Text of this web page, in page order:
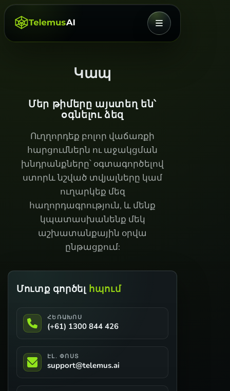
ՄԵՆՅՈՒ
Կապ
Մեր թիմերը այստեղ են՝
օգնելու ձեզ
Ուղղորդեք բոլոր վաճառքի
հարցումներն ու աջակցման
խնդրանքները՝ օգտագործելով
ստորև նշված տվյալները կամ
ուղարկեք մեզ
հաղորդագրություն, և մենք
կպատասխանենք մեկ
աշխատանքային օրվա
ընթացքում:
Մուտք գործել հպում
ՀԵՌԱԽՈՍ
(+61) 1300 844 426
ԷԼ․ ՓՈՍՏ
support@telemus.ai